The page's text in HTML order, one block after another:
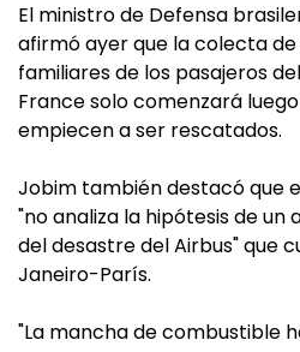
El ministro de Defensa
afirmó ayer que la colecta
familiares de los pasajeros
France solo comenzará
empiecen a ser rescatados.
Jobim también destacó que
"no analiza la hipótesis de
del desastre del Airbus" que
Janeiro-París.
"La mancha de combustible